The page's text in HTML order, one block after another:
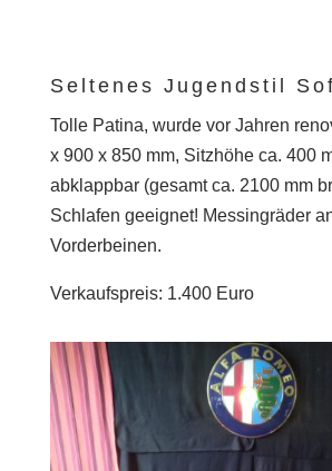
Seltenes Jugendstil
Tolle Patina, wurde vor Jahren
x 900 x 850 mm, Sitzhöhe ca. 400
abklappbar (gesamt ca. 2100 mm
Schlafen geeignet! Messingräder
Vorderbeinen.
Verkaufspreis: 1.400 Euro